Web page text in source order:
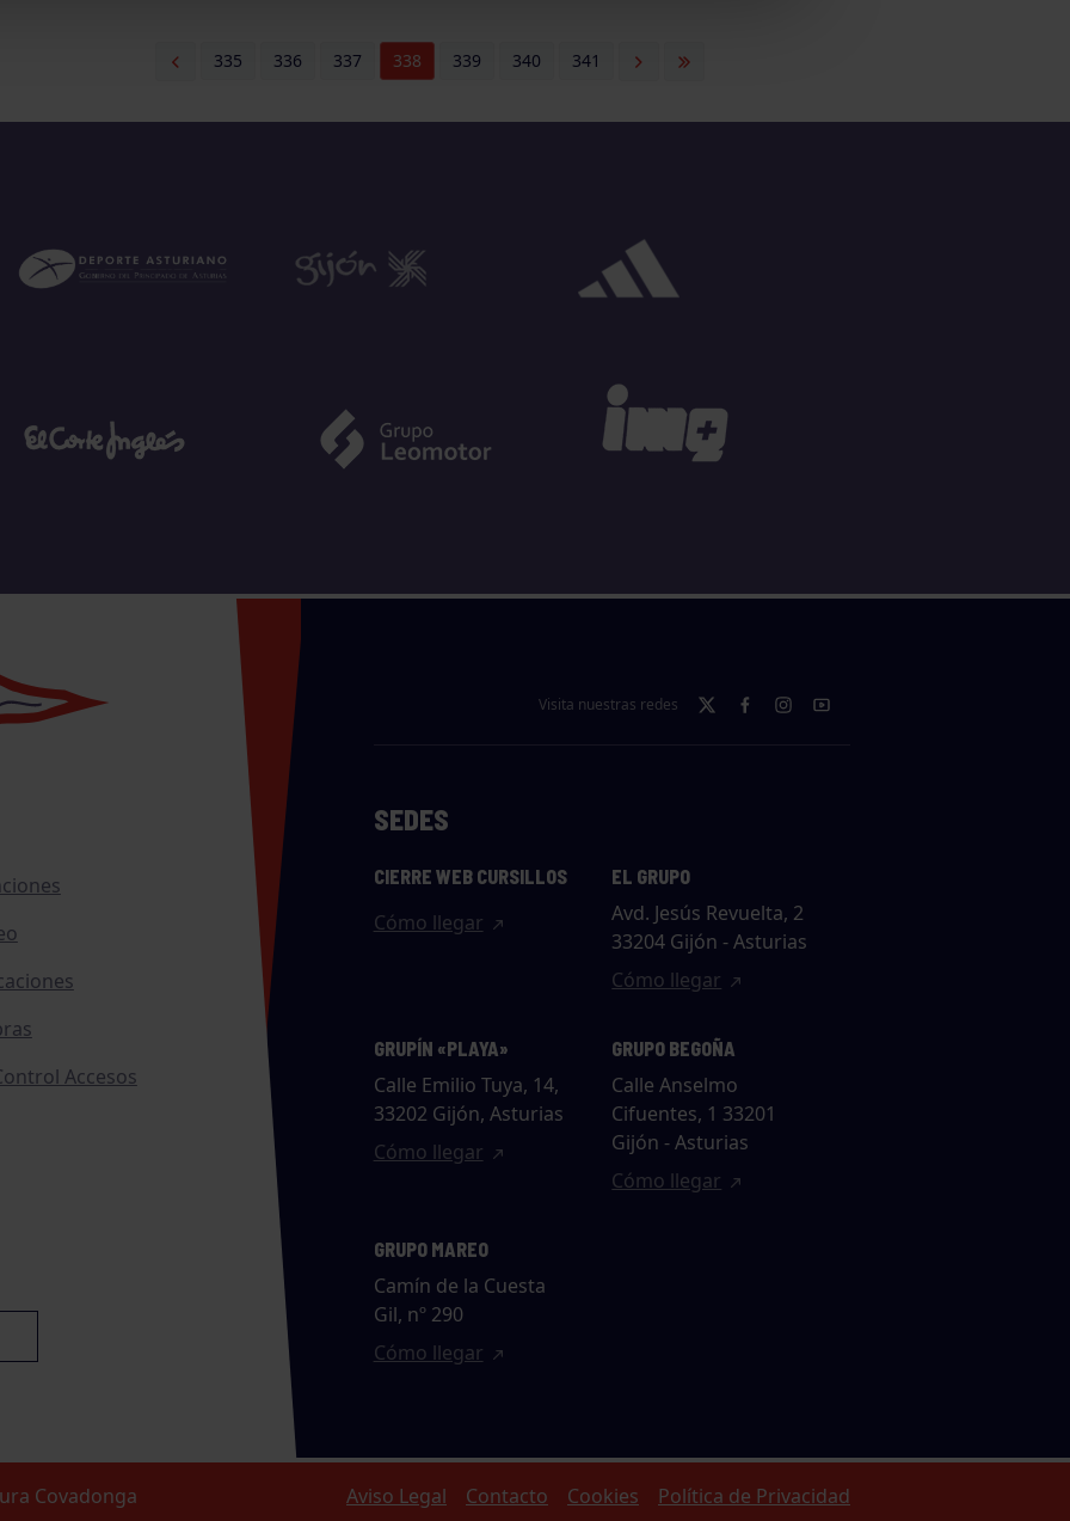
335 336 337 338 339 340 341
Accesos
Visita nuestras redes
SEDES
CIERRE WEB CURSILLOS
Cómo llegar
EL GRUPO
Avd. Jesús Revuelta, 2
33204 Gijón - Asturias
Cómo llegar
GRUPÍN «PLAYA»
Calle Emilio Tuya, 14,
33202 Gijón, Asturias
Cómo llegar
GRUPO BEGOÑA
Calle Anselmo
Cifuentes, 1 33201
Gijón - Asturias
Cómo llegar
GRUPO MAREO
Camín de la Cuesta
Gil, nº 290
Cómo llegar
Covadonga Aviso Legal Contacto Cookies Política de Privacidad